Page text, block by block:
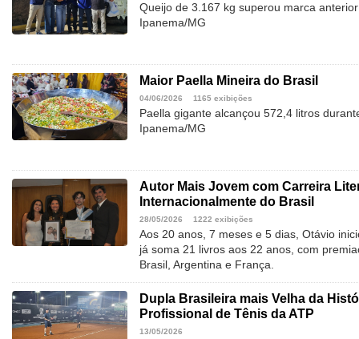
Queijo de 3.167 kg superou marca
Ipanema/MG
Maior Paella Mineira do Brasil
04/06/2026 1165 exibições
Paella gigante alcançou 572,4 litros
Ipanema/MG
Autor Mais Jovem com Carreira
Internacionalmente do Brasil
28/05/2026 1222 exibições
Aos 20 anos, 7 meses e 5 dias, Otávio
já soma 21 livros aos 22 anos, com
Brasil, Argentina e França.
Dupla Brasileira mais Velha da
Profissional de Tênis da ATP
13/05/2026